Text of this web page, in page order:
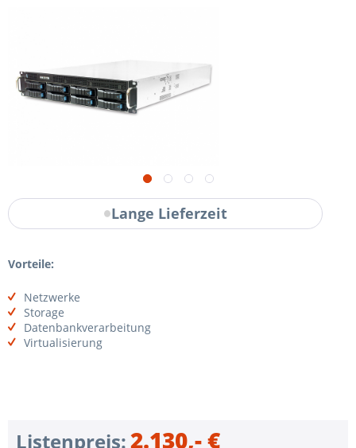
Lange Lieferzeit
Vorteile:
Netzwerke
Storage
Datenbankverarbeitung
Virtualisierung
Listenpreis:2.130,- €